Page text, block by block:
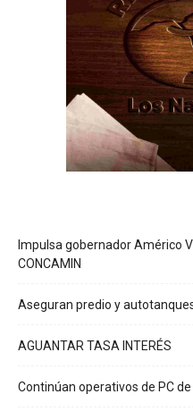
Impulsa gobernador Américo
CONCAMIN
Aseguran predio y
AGUANTAR TASA INTERÉS
Continúan operativos de PC